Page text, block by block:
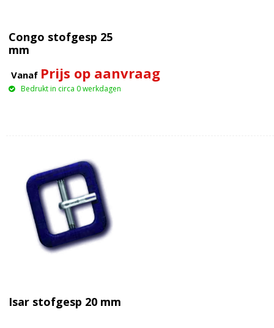
Congo stofgesp 25
mm
Vanaf Prijs op aanvraag
Bedrukt in circa 0 werkdagen
Isar stofgesp 20 mm